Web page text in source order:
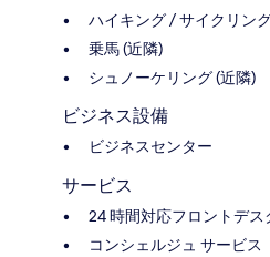
ハイキング / サイクリン
乗馬 (近隣)
シュノーケリング (近隣)
ビジネス設備
ビジネスセンター
サービス
24 時間対応フロントデス
コンシェルジュ サービス